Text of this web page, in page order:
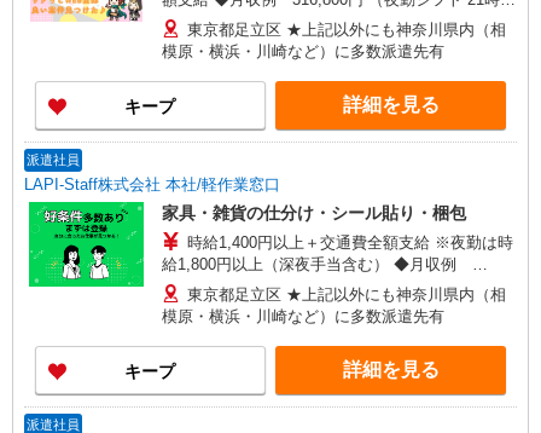
翌6時 週5日勤務の場合） 時給1,800円×8h×22日勤
務
東京都足立区 ★上記以外にも神奈川県内（相
模原・横浜・川崎など）に多数派遣先有
キープ 詳細を見る
派遣社員
LAPI-Staff株式会社 本社/軽作業窓口
家具・雑貨の仕分け・シール貼り・梱包
時給1,400円以上＋交通費全額支給 ※夜勤は時
給1,800円以上（深夜手当含む） ◆月収例
246,400円 （日勤シフト10時〜19時 週5日勤務の
場合） 時給1,400円×8h×22日勤務
東京都足立区 ★上記以外にも神奈川県内（相
模原・横浜・川崎など）に多数派遣先有
キープ 詳細を見る
派遣社員